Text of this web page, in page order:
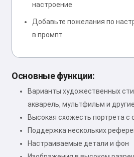
настроение
Добавьте пожелания по
в промпт
Основные функции:
Варианты художественных
акварель, мультфильм и другие
Высокая схожесть портрета с
Поддержка нескольких
Настраиваемые детали и фон